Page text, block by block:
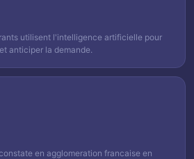
utilisent l'intelligence artificielle pour
anticiper la demande.
en agglomeration francaise en